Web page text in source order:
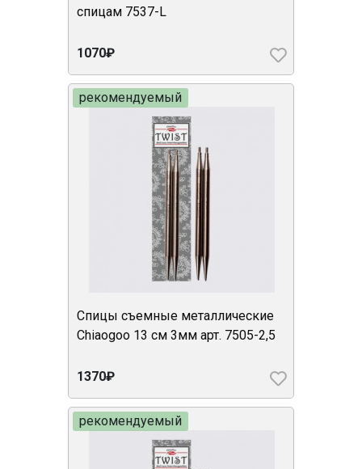
спицам 7537-L
1070₽
Спицы съемные металлические
Chiaogoo 13 см 3мм арт. 7505-2,5
1370₽
рекомендуемый
рекомендуемый